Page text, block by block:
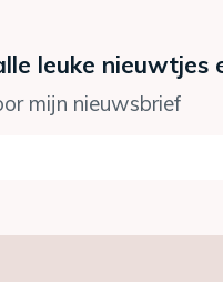
leuke nieuwtjes
mijn nieuwsbrief